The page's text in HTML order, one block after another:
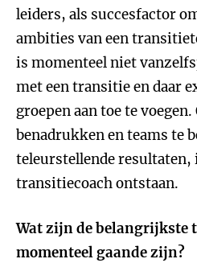
leiders, als succesfactor
ambities van een
is momenteel niet
met een transitie en daar
groepen aan toe te
benadrukken en teams te
teleurstellende resultaten,
transitiecoach ontstaan.
Wat zijn de belangrijkste
momenteel gaande zijn?